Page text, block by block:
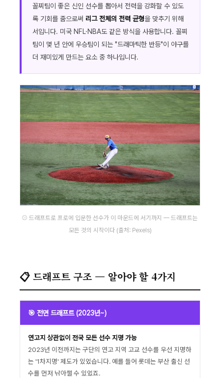
꼴찌팀이 좋은 신인 선수를 뽑아서 전력을 강화할 수 있도
록 기회를 줌으로써 리그 전체의 전력 균형을 맞추기 위해
서입니다. 미국 NFL·NBA도 같은 방식을 사용합니다. 꼴찌
팀이 몇 년 안에 우승팀이 되는 "드래마틱한 반등"이 야구를
더 재미있게 만드는 요소 중 하나입니다.
⚾ 드래프트로 프로에 입문한 선수가 이 마운드에 서기까지 — 드래프트는
모든 것의 시작이다 (출처: Pexels)
📋 드래프트 구조 — 알아야 할 4가지
🎯 전면 드래프트 (2023년~)
연고지 상관없이 전국 모든 선수 지명 가능
2023년 이전까지는 구단의 연고 지역 고교 선수를 우선 지명하
는 '1차지명' 제도가 있었습니다. 예를 들어 롯데는 부산 출신 선
수를 먼저 낚아챌 수 있었죠.